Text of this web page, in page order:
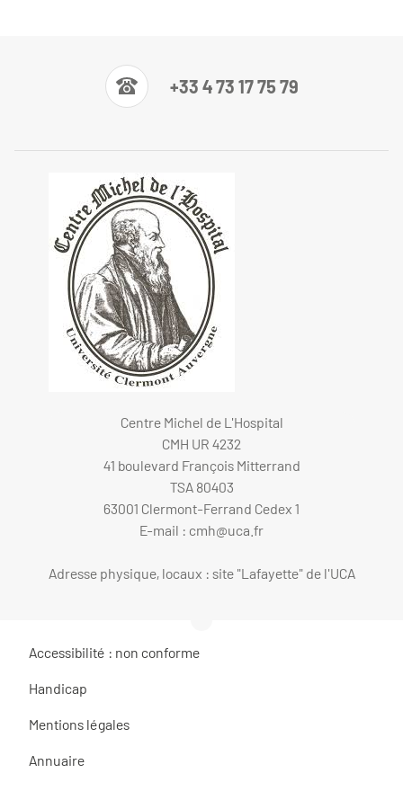
+33 4 73 17 75 79
Centre Michel de L'Hospital
CMH UR 4232
41 boulevard François Mitterrand
TSA 80403
63001 Clermont-Ferrand Cedex 1
E-mail : cmh@uca.fr
Adresse physique, locaux : site "Lafayette" de l'UCA
Accessibilité : non conforme
Handicap
Mentions légales
Annuaire